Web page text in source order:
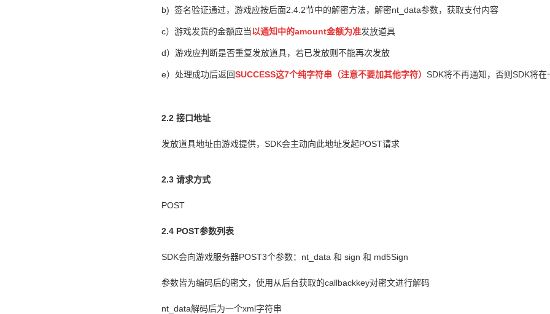
b) 签名验证通过，游戏应按后面2.4.2节中的解密方法，解密nt_data参数，获取支付内容
c）游戏发货的金额应当以通知中的amount金额为准发放道具
d）游戏应判断是否重复发放道具，若已发放则不能再次发放
e） 处理成功后返回SUCCESS这7个纯字符串（注意不要加其他字符）SDK将不再通知，否则SDK将在
2.2 接口地址
发放道具地址由游戏提供，SDK会主动向此地址发起POST请求
2.3 请求方式
POST
2.4 POST参数列表
SDK会向游戏服务器POST3个参数： nt_data 和 sign 和 md5Sign
参数皆为编码后的密文，使用从后台获取的callbackkey对密文进行解码
nt_data解码后为一个xml字符串